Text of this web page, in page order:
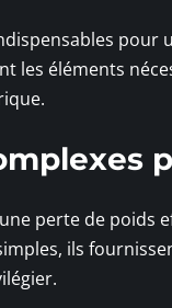
pour
les éléments
perte de poids
ils